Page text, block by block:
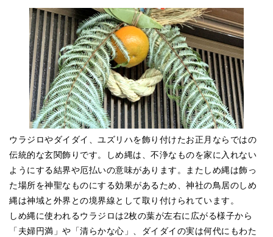
ウラジロやダイダイ、ユズリハを飾り付けたお正月ならではの
伝統的な玄関飾りです。しめ縄は、不浄なものを家に入れない
ようにする結界や厄払いの意味があります。またしめ縄は飾っ
た場所を神聖なものにする効果があるため、神社の鳥居のしめ
縄は神域と外界との境界線として取り付けられています。
しめ縄に使われるウラジロは2枚の葉が左右に広がる様子から
「夫婦円満」や「清らかな心」、ダイダイの実は何代にもわた